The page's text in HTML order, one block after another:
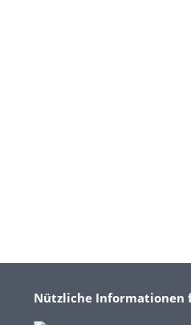
Nützliche Informationen